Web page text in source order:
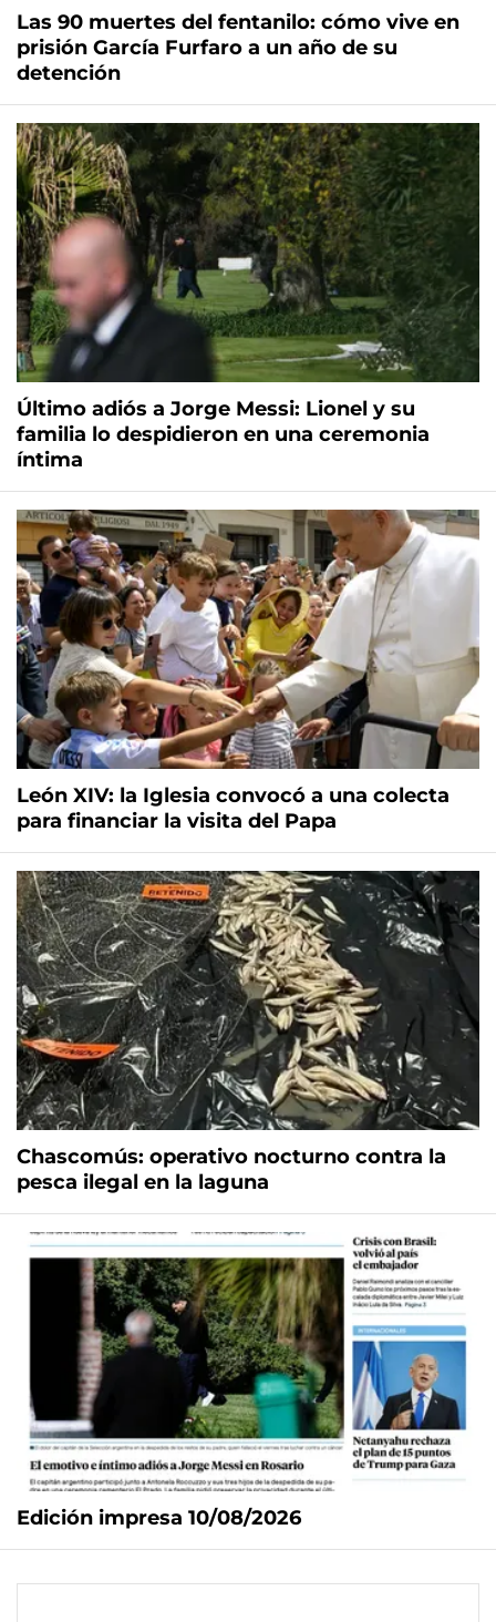
Las 90 muertes del fentanilo: cómo vive en
prisión García Furfaro a un año de su
detención
Último adiós a Jorge Messi: Lionel y su
familia lo despidieron en una ceremonia
íntima
León XIV: la Iglesia convocó a una colecta
para financiar la visita del Papa
Chascomús: operativo nocturno contra la
pesca ilegal en la laguna
Edición impresa 10/08/2026